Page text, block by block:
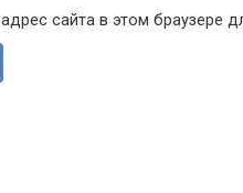
сайта в этом браузере